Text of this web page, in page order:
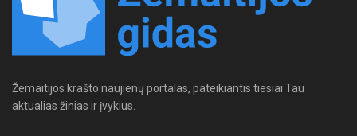
Žemaitijos krašto naujienų portalas, pateikiantis tiesiai Tau
aktualias žinias ir įvykius.